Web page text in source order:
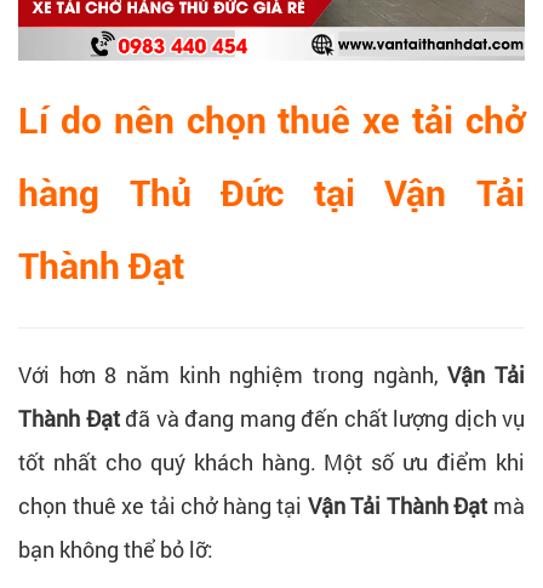
Lí do nên chọn thuê xe tải chở
hàng Thủ Đức tại Vận Tải
Thành Đạt
Với hơn 8 năm kinh nghiệm trong ngành,Vận Tải
Thành Đạtđã và đang mang đến chất lượng dịch vụ
tốt nhất cho quý khách hàng. Một số ưu điểm khi
chọn thuê xe tải chở hàng tại Vận Tải Thành Đạt mà
bạn không thể bỏ lỡ: